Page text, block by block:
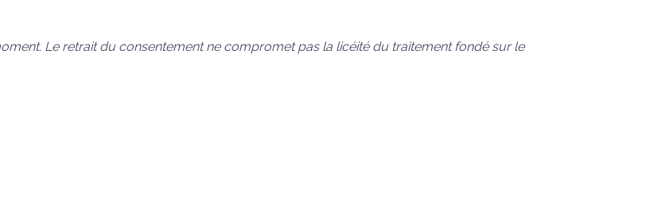
Le retrait du consentement ne compromet pas la licéité du traitement fondé sur le